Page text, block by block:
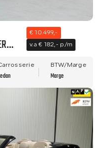
€ 10.499,-
v.a € 182,- p/m
BTW/Marge
Marge